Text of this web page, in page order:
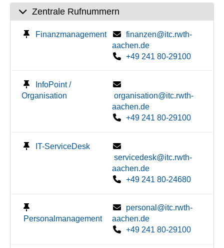
Zentrale Rufnummern
Finanzmanagement
finanzen@itc.rwth-
aachen.de
+49 241 80-29100
InfoPoint /
Organisation
organisation@itc.rwth-
aachen.de
+49 241 80-29100
IT-ServiceDesk
servicedesk@itc.rwth-
aachen.de
+49 241 80-24680
Personalmanagement
personal@itc.rwth-
aachen.de
+49 241 80-29100